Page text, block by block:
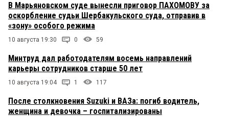
В Марьяновском суде вынесли приговор ПАХОМОВУ за
оскорбление судьи Шербакульского суда, отправив в
«зону» особого режима
10 августа 19:30 0 59
Минтруд дал работодателям восемь направлений
карьеры сотрудников старше 50 лет
10 августа 19:04 1 117
После столкновения Suzuki и ВАЗа: погиб водитель,
женщина и девочка – госпитализированы